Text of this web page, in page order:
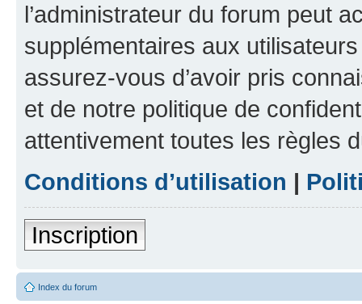
l’administrateur du forum peut
supplémentaires aux
assurez-vous d’avoir pris
et de notre politique de
attentivement toutes les règles
Conditions d’utilisation |
Inscription
Index du forum